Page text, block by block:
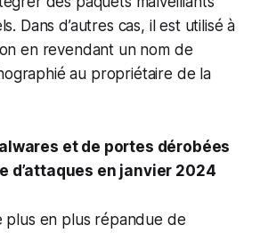
Dans d’autres cas, il est utilisé à
en revendant un nom de
au propriétaire de la
et de portes dérobées
d’attaques en janvier 2024
plus en plus répandue de